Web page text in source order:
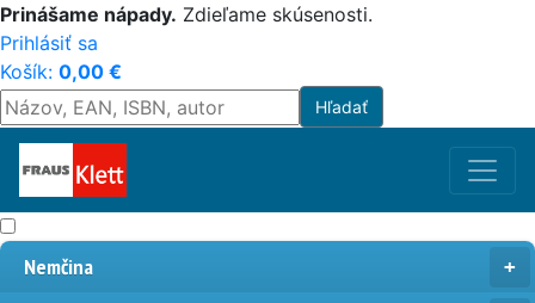
Prinášame nápady. Zdieľame skúsenosti.
Prihlásiť sa
Košík: 0,00 €
Nemčina